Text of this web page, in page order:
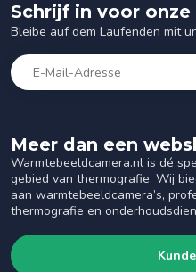
Meer dan een
Warmtebeeldcamera.nl is dé
gebied van thermografie. Wij
aan warmtebeeldcamera’s,
thermografie en
Schrijf in voor
Bleibe auf dem Laufenden mit